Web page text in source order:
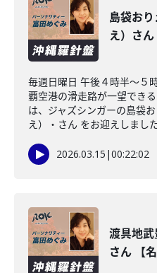
島袋お
え）さん
毎週日曜日 午後４時半～５
覇空港の滑走路が一望でき
は、ジャズシンガーの島袋
え）・さん をお迎えしまし
2026.03.15 |00:22:02
渡具地武
さん 【